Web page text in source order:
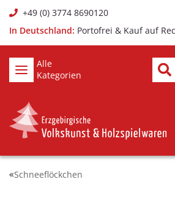
+49 (0) 3774 8690120
In Deutschland: Portofrei & Kauf auf
Alle
Kategorien
Schneeflöckchen